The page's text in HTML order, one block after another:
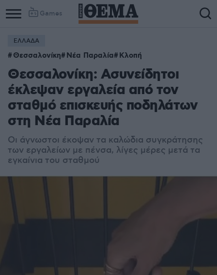
Games
ΕΛΛΑΔΑ
Θεσσαλονίκη Νέα Παραλία Κλοπή
Θεσσαλονίκη: Ασυνείδητοι
έκλεψαν εργαλεία από τον
σταθμό επισκευής ποδηλάτων
στη Nέα Παραλία
Οι άγνωστοι έκοψαν τα καλώδια συγκράτησης
των εργαλείων με πένσα, λίγες μέρες μετά τα
εγκαίνια του σταθμού